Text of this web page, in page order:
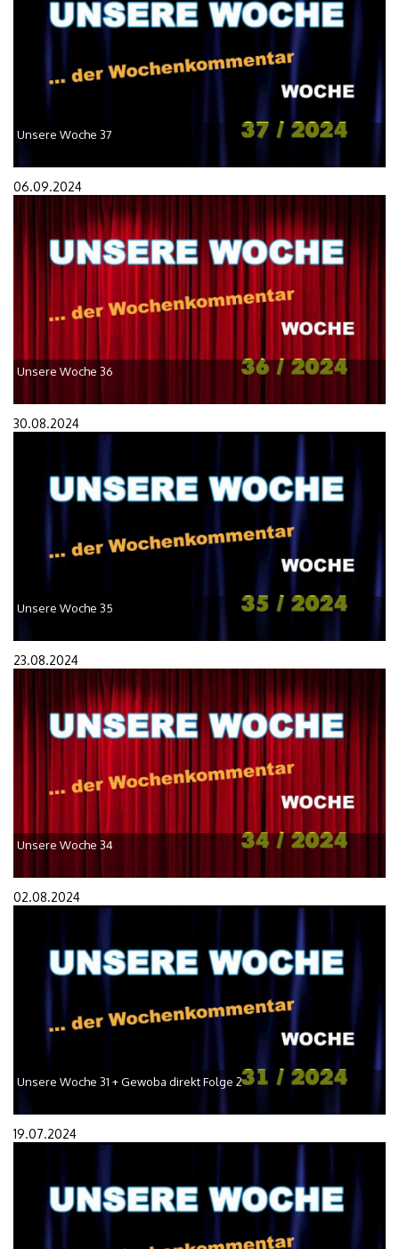
Unsere Woche 37
06.09.2024
Unsere Woche 36
30.08.2024
Unsere Woche 35
23.08.2024
Unsere Woche 34
02.08.2024
Unsere Woche 31 + Gewoba direkt Folge 2
19.07.2024